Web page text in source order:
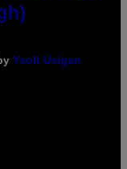
Ysolt Usigan